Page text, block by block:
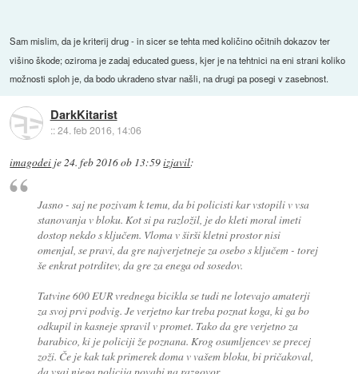
Sam mislim, da je kriterij drug - in sicer se tehta med količino očitnih dokazov ter
višino škode; oziroma je zadaj educated guess, kjer je na tehtnici na eni strani koliko
možnosti sploh je, da bodo ukradeno stvar našli, na drugi pa posegi v zasebnost.
DarkKitarist
::24. feb 2016, 14:06
imagodei je24. feb 2016 ob 13:59izjavil:
Jasno - saj ne pozivam k temu, da bi policisti kar vstopili v vsa
stanovanja v bloku. Kot si pa razložil, je do kleti moral imeti
dostop nekdo s ključem. Vloma v širši kletni prostor nisi
omenjal, se pravi, da gre najverjetneje za osebo s ključem - torej
še enkrat potrditev, da gre za enega od sosedov.
Tatvine 600 EUR vrednega bicikla se tudi ne lotevajo amaterji
za svoj prvi podvig. Je verjetno kar treba poznat koga, ki ga bo
odkupil in kasneje spravil v promet. Tako da gre verjetno za
barabico, ki je policiji že poznana. Krog osumljencev se precej
zoži. Če je kak tak primerek doma v vašem bloku, bi pričakoval,
da vsaj njega policija povabi na razgovor.